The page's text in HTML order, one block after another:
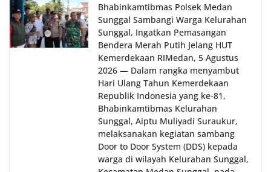
Bhabinkamtibmas Polsek Medan
Sunggal Sambangi Warga Kelurahan
Sunggal, Ingatkan Pemasangan
Bendera Merah Putih Jelang HUT
Kemerdekaan RI‎‎Medan, 5 Agustus
2026 — Dalam rangka menyambut
Hari Ulang Tahun Kemerdekaan
Republik Indonesia yang ke-81,
Bhabinkamtibmas Kelurahan
Sunggal, Aiptu Muliyadi Suraukur,
melaksanakan kegiatan sambang
Door to Door System (DDS) kepada
warga di wilayah Kelurahan Sunggal,